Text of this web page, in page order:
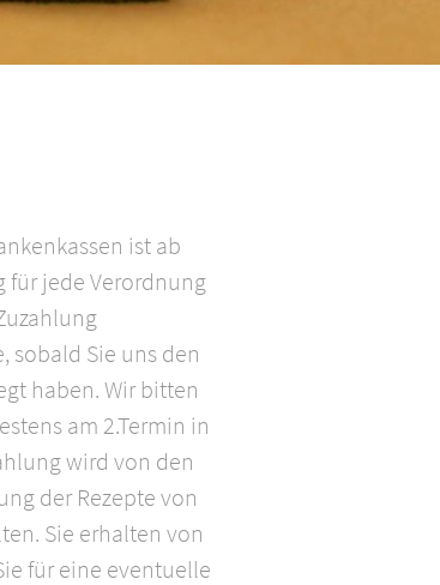
ist ab
für jede Verordnung
sobald Sie uns den
haben. Wir bitten
am 2.Termin in
wird von den
der Rezepte von
Sie erhalten von
für eine eventuelle